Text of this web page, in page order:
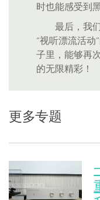
时也能感受到
最后，我
“视听漂流活动
子里，能够再
的无限精彩！
更多专题